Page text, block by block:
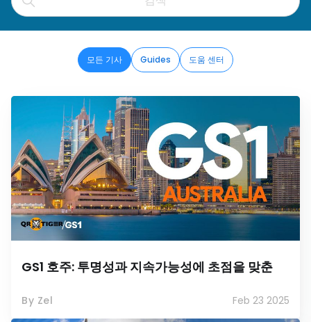
모든 기사 Guides 도움 센터
GS1 호주: 투명성과 지속가능성에 초점을 맞춘
By Zel Feb 23 2025